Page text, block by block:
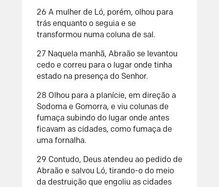
26 A mulher de Ló, porém, olhou para
trás enquanto o seguia e se
transformou numa coluna de sal.
27 Naquela manhã, Abraão se levantou
cedo e correu para o lugar onde tinha
estado na presença do Senhor.
28 Olhou para a planície, em direção a
Sodoma e Gomorra, e viu colunas de
fumaça subindo do lugar onde antes
ficavam as cidades, como fumaça de
uma fornalha.
29 Contudo, Deus atendeu ao pedido de
Abraão e salvou Ló, tirando-o do meio
da destruição que engoliu as cidades